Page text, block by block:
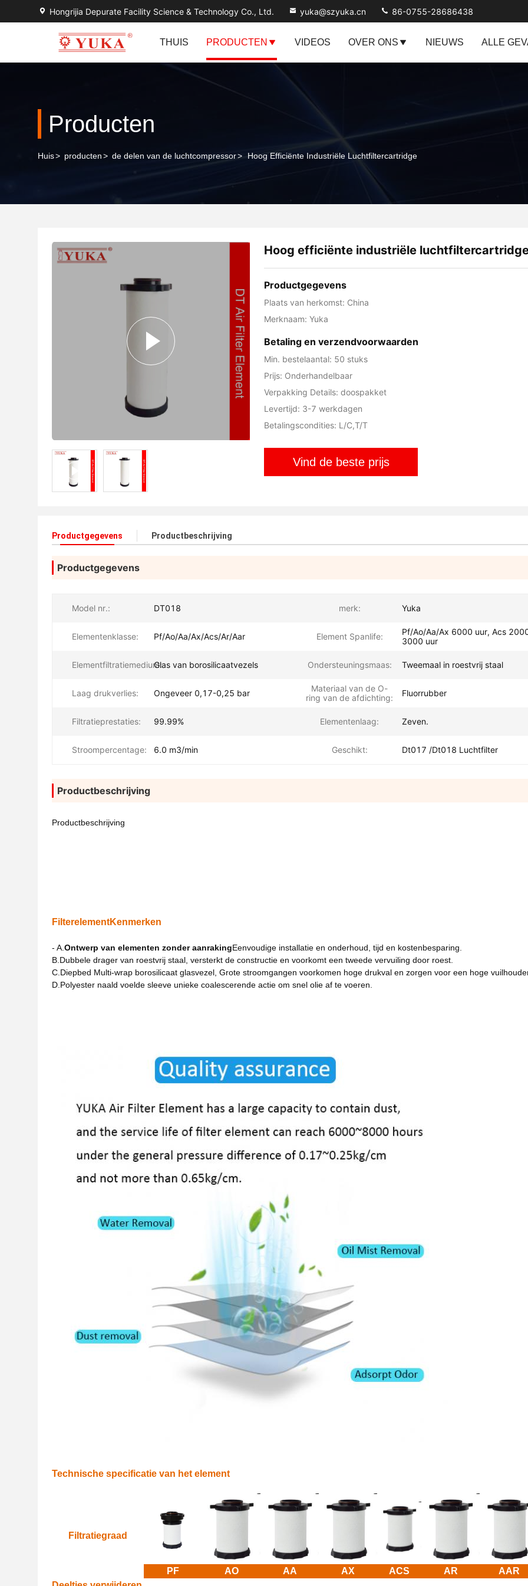
Hongrijia Depurate Facility Science & Technology Co., Ltd. yuka@szyuka.cn 86-0755-28686438
THUIS PRODUCTEN VIDEOS OVER ONS NIEUWS ALLE
Producten
Huis> producten> de delen van de luchtcompressor> Hoog Efficiënte Industriële Luchtfiltercartridge
Hoog efficiënte industriële
Productgegevens
Plaats van herkomst: China
Merknaam: Yuka
Betaling en verzendvoorwaarden
Min. bestelaantal: 50 stuks
Prijs: Onderhandelbaar
Verpakking Details: doospakket
Levertijd: 3-7 werkdagen
Betalingscondities: L/C,T/T
Vind de beste prijs
Productgegevens Productbeschrijving
Productgegevens
Model nr.: DT018 merk: Yuka
Elementenklasse: Pf/Ao/Aa/Ax/Acs/Ar/Aar Element Spanlife:
Pf/Ao/Aa/Ax 6000 uur, Acs
3000 uur
Elementfiltratiemedium:Glas van borosilicaatvezels Ondersteuningsmaas: Tweemaal in roestvrij staal
Laag drukverlies: Ongeveer 0,17-0,25 bar
Materiaal van de O-
ring van de afdichting:
Fluorrubber
Filtratieprestaties: 99.99% Elementenlaag: Zeven.
Stroompercentage: 6.0 m3/min Geschikt: Dt017 /Dt018 Luchtfilter
Productbeschrijving
Productbeschrijving
FilterelementKenmerken
- A. Ontwerp van elementen zonder aanrakingEenvoudige installatie en onderhoud, tijd en kostenbesparing.
B. Dubbele drager van roestvrij staal, versterkt de constructie en voorkomt een tweede vervuiling door roest.
C. Diepbed Multi-wrap borosilicaat glasvezel, Grote stroomgangen voorkomen hoge drukval en zorgen voor een hoge
D. Polyester naald voelde sleeve unieke coalescerende actie om snel olie af te voeren.
Technische specificatie van het element
Filtratiegraad
PF AO AA AX ACS AR
AAR